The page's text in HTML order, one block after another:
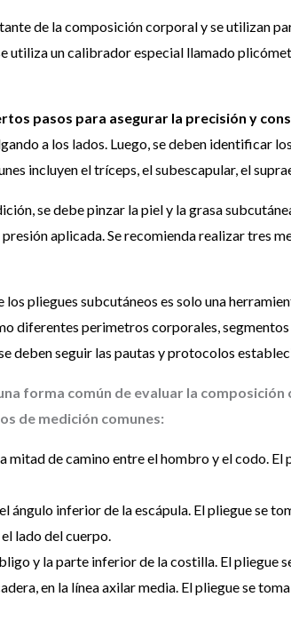
de la composición corporal y se utilizan
utiliza un calibrador especial llamado
pasos para asegurar la precisión y
a los lados. Luego, se deben identificar
incluyen el tríceps, el subescapular, el
se debe pinzar la piel y la grasa
aplicada. Se recomienda realizar tres
pliegues subcutáneos es solo una
diferentes perimetros corporales,
deben seguir las pautas y protocolos
forma común de evaluar la
de medición comunes:
mitad de camino entre el hombro y el codo.
ángulo inferior de la escápula. El pliegue se
lado del cuerpo.
y la parte inferior de la costilla. El pliegue
en la línea axilar media. El pliegue se